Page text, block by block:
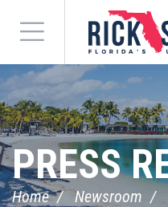
Menu
PRESS
Home Newsroom